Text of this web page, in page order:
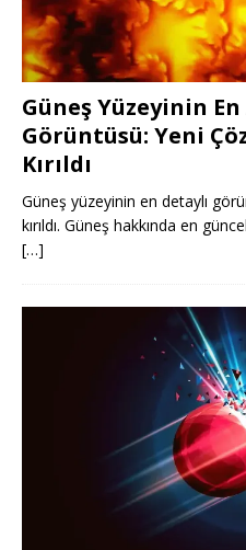
Güneş Yüzeyinin En
Görüntüsü: Yeni
Kırıldı
Güneş yüzeyinin en detaylı
kırıldı. Güneş hakkında en
[…]